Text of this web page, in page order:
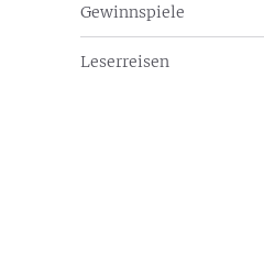
Gewinnspiele
Leserreisen